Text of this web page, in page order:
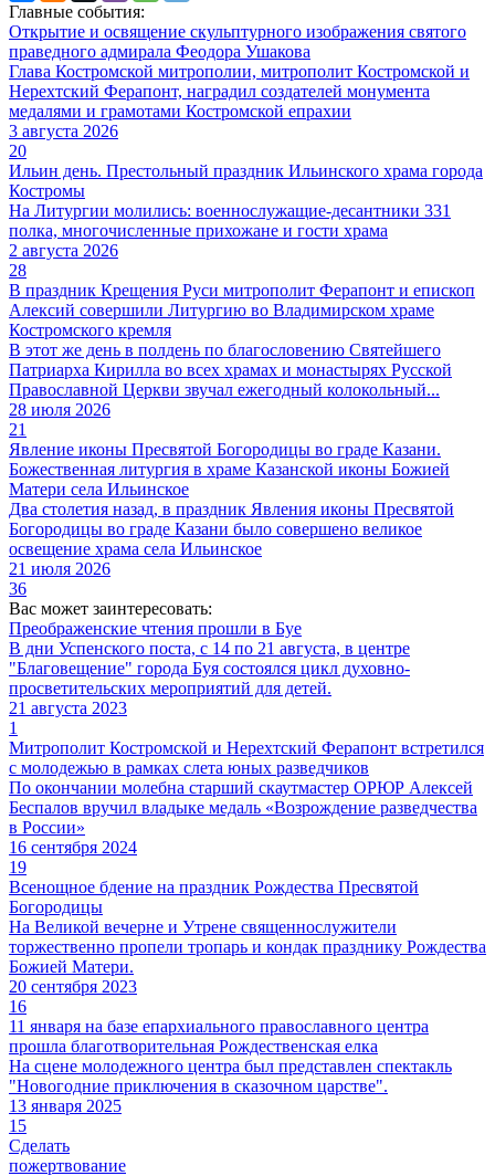
Главные события:
Открытие и освящение скульптурного изображения святого
праведного адмирала Феодора Ушакова
Глава Костромской митрополии, митрополит Костромской и
Нерехтский Ферапонт, наградил создателей монумента
медалями и грамотами Костромской епрахии
3 августа 2026
20
Ильин день. Престольный праздник Ильинского храма города
Костромы
На Литургии молились: военнослужащие-десантники 331
полка, многочисленные прихожане и гости храма
2 августа 2026
28
В праздник Крещения Руси митрополит Ферапонт и епископ
Алексий совершили Литургию во Владимирском храме
Костромского кремля
В этот же день в полдень по благословению Святейшего
Патриарха Кирилла во всех храмах и монастырях Русской
Православной Церкви звучал ежегодный колокольный...
28 июля 2026
21
Явление иконы Пресвятой Богородицы во граде Казани.
Божественная литургия в храме Казанской иконы Божией
Матери села Ильинское
Два столетия назад, в праздник Явления иконы Пресвятой
Богородицы во граде Казани было совершено великое
освещение храма села Ильинское
21 июля 2026
36
Вас может заинтересовать:
Преображенские чтения прошли в Буе
В дни Успенского поста, с 14 по 21 августа, в центре
"Благовещение" города Буя состоялся цикл духовно-
просветительских мероприятий для детей.
21 августа 2023
1
Митрополит Костромской и Нерехтский Ферапонт встретился
с молодежью в рамках слета юных разведчиков
По окончании молебна старший скаутмастер ОРЮР Алексей
Беспалов вручил владыке медаль «Возрождение разведчества
в России»
16 сентября 2024
19
Всенощное бдение на праздник Рождества Пресвятой
Богородицы
На Великой вечерне и Утрене священнослужители
торжественно пропели тропарь и кондак празднику Рождества
Божией Матери.
20 сентября 2023
16
11 января на базе епархиального православного центра
прошла благотворительная Рождественская елка
На сцене молодежного центра был представлен спектакль
"Новогодние приключения в сказочном царстве".
13 января 2025
15
Сделать
пожертвование